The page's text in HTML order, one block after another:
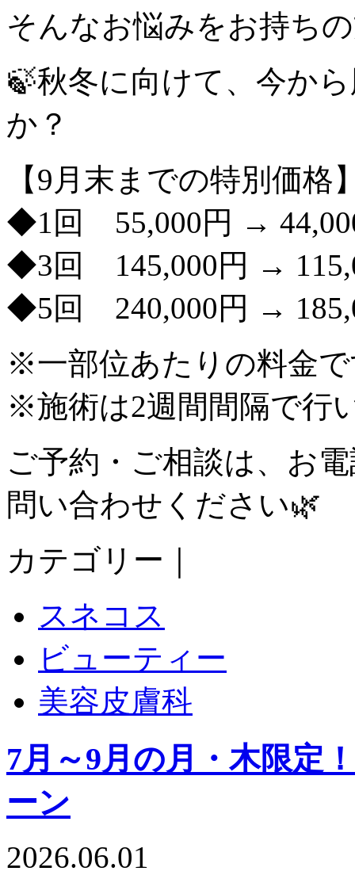
そんなお悩みをお持ち
🍃秋冬に向けて、今か
か？
【9月末までの特別価格
◆1回 55,000円 →
◆3回 145,000円 →
◆5回 240,000円 →
※一部位あたりの料金
※施術は2週間間隔で行
ご予約・ご相談は、お
問い合わせください🌿
カテゴリー｜
スネコス
ビューティー
美容皮膚科
7月～9月の月・木限定
ーン
2026.06.01